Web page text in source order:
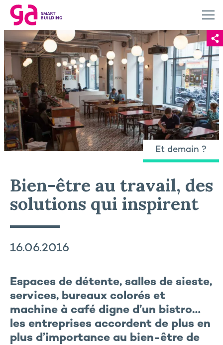
Et demain ?
Bien-être au travail, des
solutions qui inspirent
16.06.2016
Espaces de détente, salles de sieste,
services, bureaux colorés et
machine à café digne d’un bistro…
les entreprises accordent de plus en
plus d’importance au bien-être de